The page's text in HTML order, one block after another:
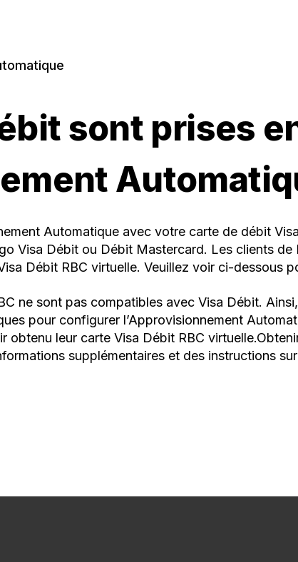
sont prises
Automatique avec votre carte de débit
Visa Débit ou Débit Mastercard. Les clients de
Débit RBC virtuelle. Veuillez voir ci-dessous
ne sont pas compatibles avec Visa Débit.
pour configurer l’Approvisionnement
obtenu leur carte Visa Débit RBC
supplémentaires et des instructions